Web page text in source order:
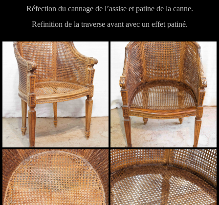
Réfection du cannage de l’assise et patine de la canne.
Refinition de la traverse avant avec un effet patiné.